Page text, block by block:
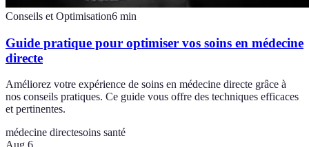
Conseils et Optimisation6 min
Guide pratique pour optimiser vos soins en médecine
directe
Améliorez votre expérience de soins en médecine directe grâce à
nos conseils pratiques. Ce guide vous offre des techniques efficaces
et pertinentes.
médecine directesoins santé